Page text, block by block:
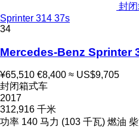
封
Sprinter 314 37s
34
Mercedes-Benz Sprinter
¥65,510 €8,400 ≈ US$9,705
封闭箱式车
2017
312,916 千米
功率 140 马力 (103 千瓦) 燃油